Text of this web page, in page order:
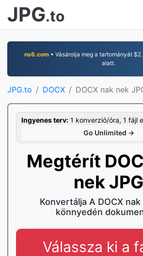
JPG.to
ns6.com• Vásárolja meg a tartományát $2
alatt.
JPG.to DOCX DOCX nak nek
Ingyenes terv: 1 konverzió/óra, 1 fájl
Go Unlimited →
Megtérít
nek JPG
Konvertálja A DOCX nak
könnyedén
Válassza ki a